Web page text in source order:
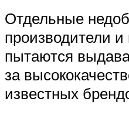
Отдельные
производители
пытаются
за
известных